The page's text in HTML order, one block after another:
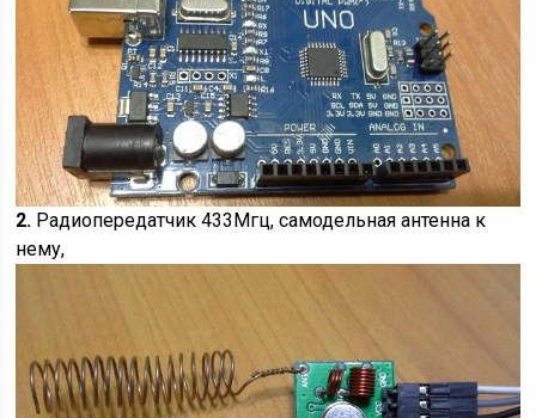
2. Радиопередатчик 433Мгц, самодельная антенна к
нему,